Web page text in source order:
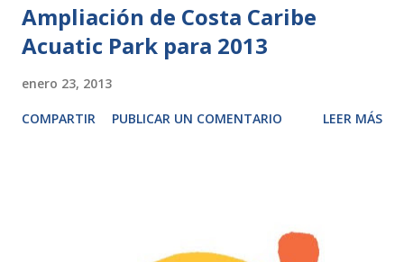
Ampliación de Costa Caribe
Acuatic Park para 2013
enero 23, 2013
COMPARTIR PUBLICAR UN COMENTARIO LEER MÁS